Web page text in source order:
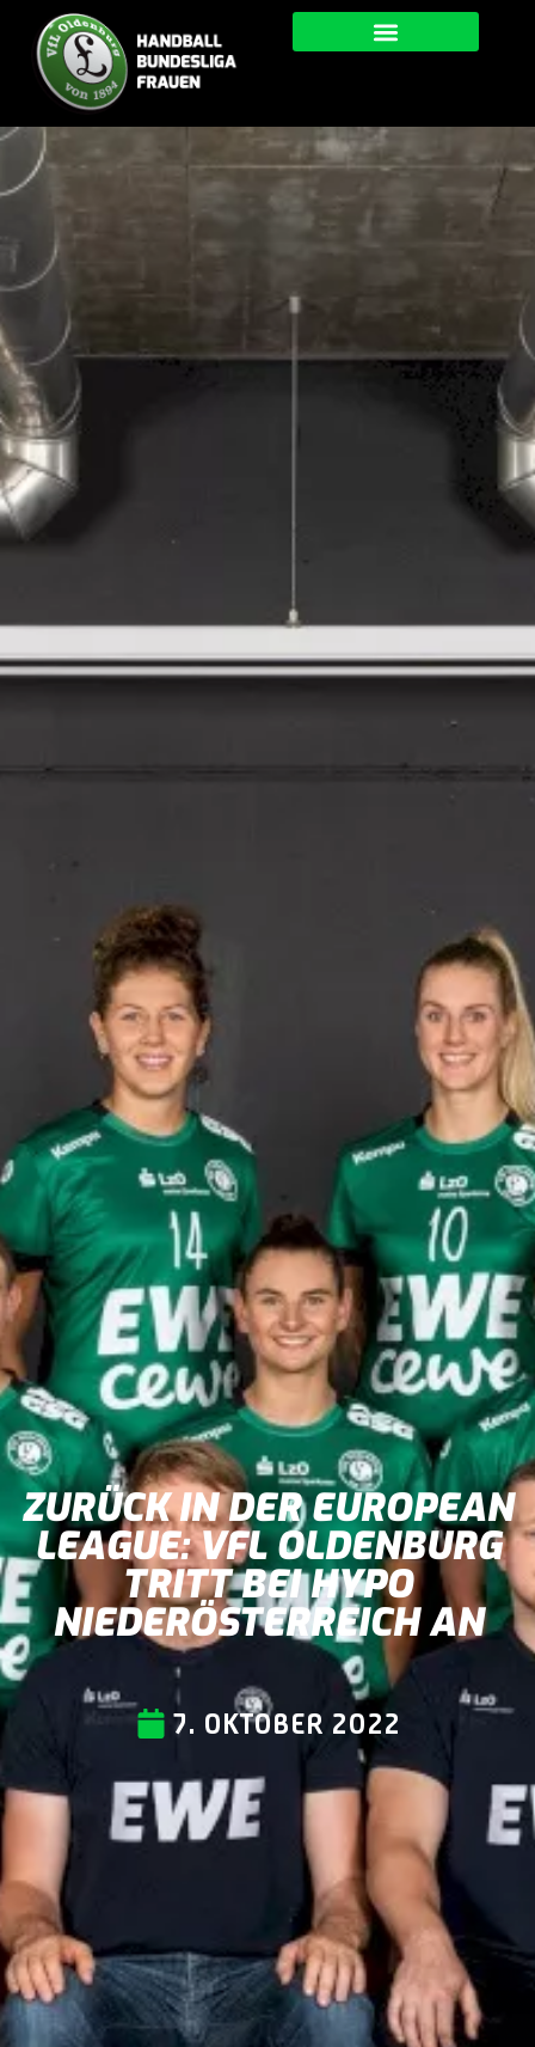
ZURÜCK IN DER EUROPEAN
LEAGUE: VFL OLDENBURG
TRITT BEI HYPO
NIEDERÖSTERREICH AN
7. OKTOBER 2022